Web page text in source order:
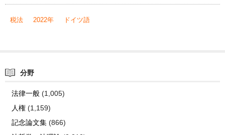
税法 2022年 ドイツ語
分野
法律一般(1,005)
人権(1,159)
記念論文集(866)